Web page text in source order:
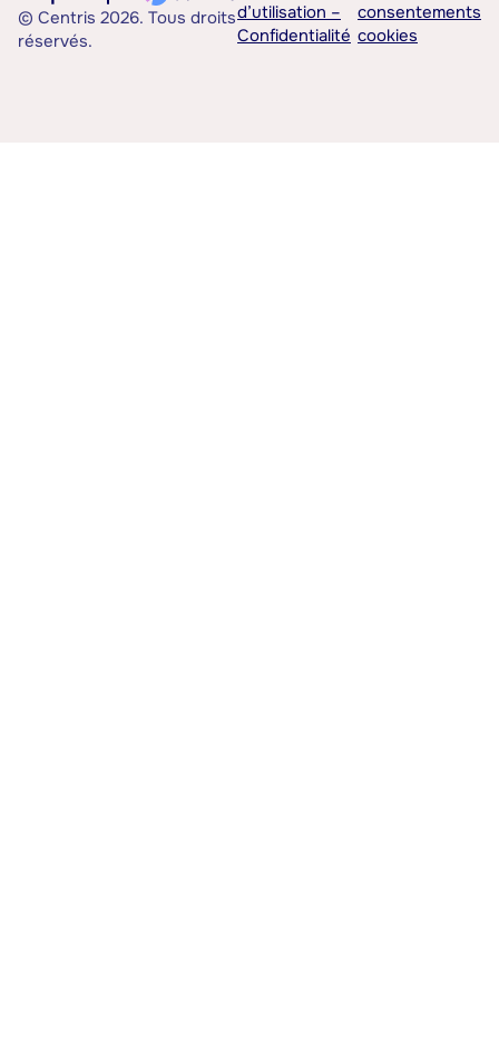
© Centris 2026. Tous droits
réservés.
d’utilisation –
Confidentialité
consentements
cookies